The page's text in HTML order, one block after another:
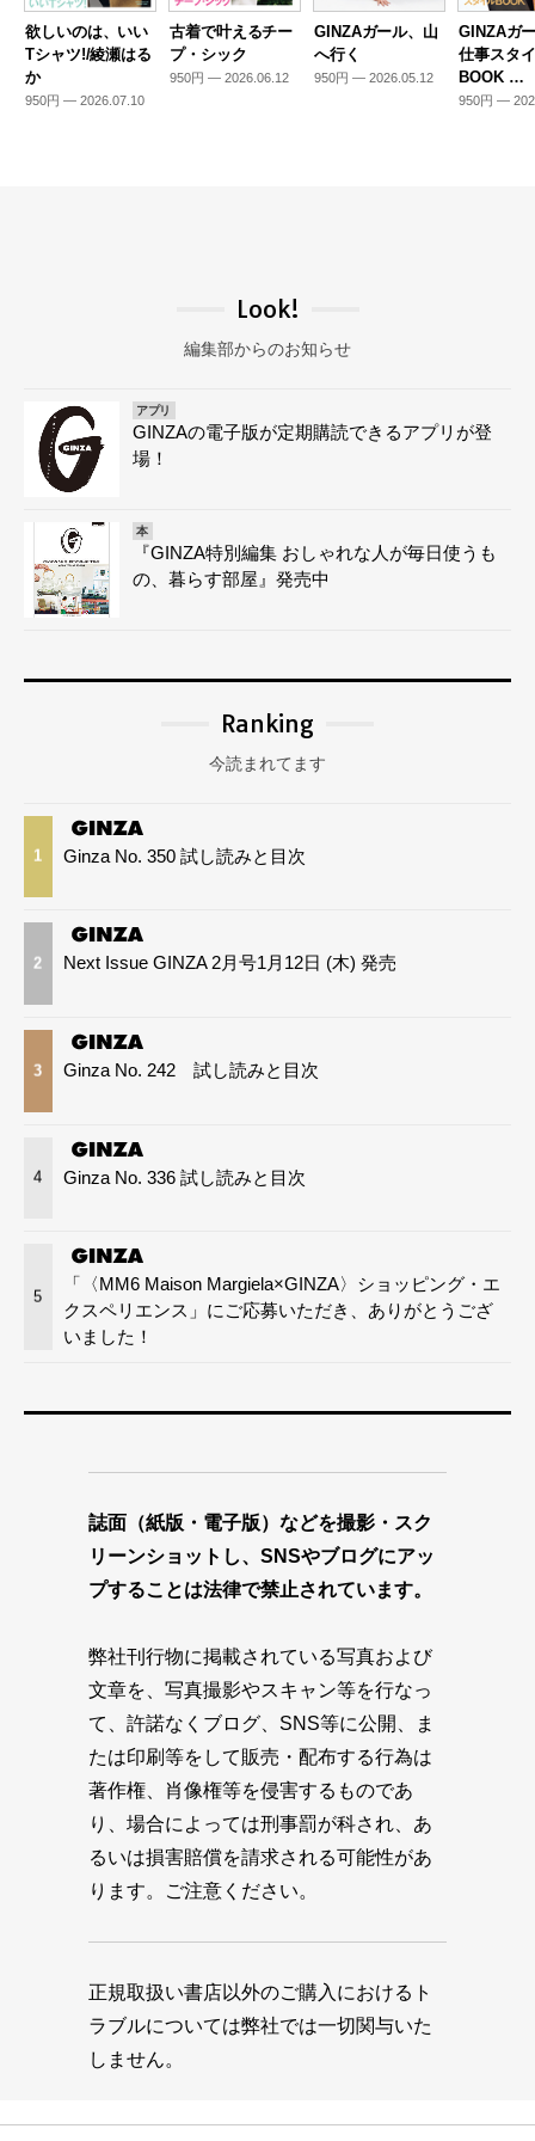
欲しいのは、いい
Tシャツ!/綾瀬はる
か
950円 — 2026.07.10
古着で叶えるチー
プ・シック
950円 — 2026.06.12
GINZAガール、山
へ行く
950円 — 2026.05.12
GINZAガ
仕事スタ
BOOK …
950円 —
Look!
編集部からのお知らせ
アプリ
GINZAの電子版が定期購読できるアプリが登
場！
本
『GINZA特別編集 おしゃれな人が毎日使うも
の、暮らす部屋』発売中
Ranking
今読まれてます
1 Ginza No. 350 試し読みと目次
2 Next Issue GINZA 2月号1月12日 (木) 発売
3 Ginza No. 242 試し読みと目次
4 Ginza No. 336 試し読みと目次
5
「〈MM6 Maison Margiela×GINZA〉ショッピング・エ
クスペリエンス」にご応募いただき、ありがとうござ
いました！
誌面（紙版・電子版）などを撮影・スク
リーンショットし、SNSやブログにアッ
プすることは法律で禁止されています。
弊社刊行物に掲載されている写真および
文章を、写真撮影やスキャン等を行なっ
て、許諾なくブログ、SNS等に公開、ま
たは印刷等をして販売・配布する行為は
著作権、肖像権等を侵害するものであ
り、場合によっては刑事罰が科され、あ
るいは損害賠償を請求される可能性があ
ります。ご注意ください。
正規取扱い書店以外のご購入におけるト
ラブルについては弊社では一切関与いた
しません。